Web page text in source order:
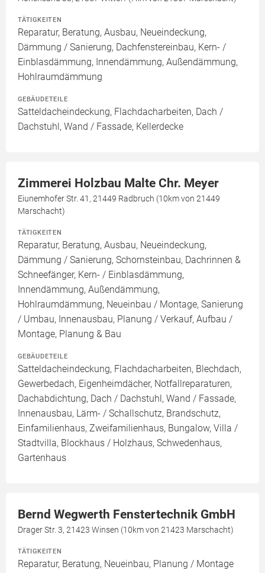
TÄTIGKEITEN
Reparatur, Beratung, Ausbau, Neueindeckung,
Dämmung / Sanierung, Dachfenstereinbau, Kern- /
Einblasdämmung, Innendämmung, Außendämmung,
Hohlraumdämmung
GEBÄUDETEILE
Satteldacheindeckung, Flachdacharbeiten, Dach /
Dachstuhl, Wand / Fassade, Kellerdecke
Zimmerei Holzbau Malte Chr. Meyer
Eiunemhofer Str. 41, 21449 Radbruch (10km von 21449
Marschacht)
TÄTIGKEITEN
Reparatur, Beratung, Ausbau, Neueindeckung,
Dämmung / Sanierung, Schornsteinbau, Dachrinnen &
Schneefänger, Kern- / Einblasdämmung,
Innendämmung, Außendämmung,
Hohlraumdämmung, Neueinbau / Montage, Sanierung
/ Umbau, Innenausbau, Planung / Verkauf, Aufbau /
Montage, Planung & Bau
GEBÄUDETEILE
Satteldacheindeckung, Flachdacharbeiten, Blechdach,
Gewerbedach, Eigenheimdächer, Notfallreparaturen,
Dachabdichtung, Dach / Dachstuhl, Wand / Fassade,
Innenausbau, Lärm- / Schallschutz, Brandschutz,
Einfamilienhaus, Zweifamilienhaus, Bungalow, Villa /
Stadtvilla, Blockhaus / Holzhaus, Schwedenhaus,
Gartenhaus
Bernd Wegwerth Fenstertechnik GmbH
Drager Str. 3, 21423 Winsen (10km von 21423 Marschacht)
TÄTIGKEITEN
Reparatur, Beratung, Neueinbau, Planung / Montage